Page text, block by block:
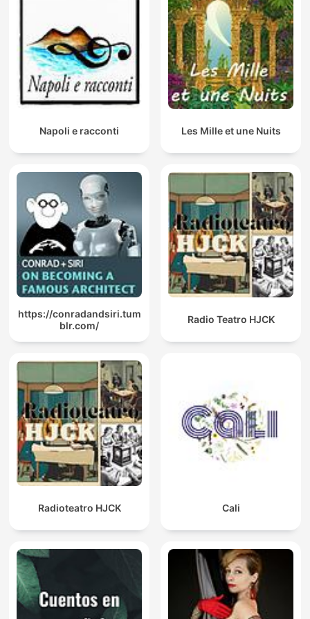
Napoli e racconti Les Mille et une Nuits
https://conradandsiri.tum
blr.com/
Radio Teatro HJCK
Radioteatro HJCK Cali